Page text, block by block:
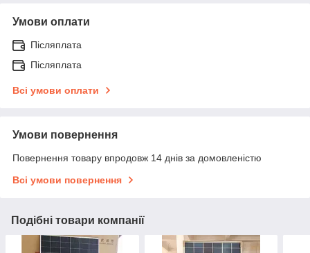
Умови оплати
Післяплата
Післяплата
Всі умови оплати
Умови повернення
Повернення товару впродовж 14 днів за домовленістю
Всі умови повернення
Подібні товари компанії